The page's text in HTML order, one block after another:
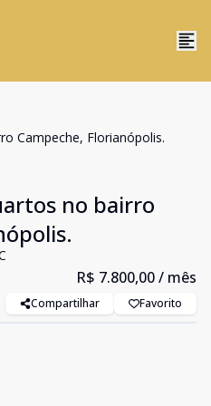
Campeche, Florianópolis.
no bairro
R$ 7.800,00/ mês
Compartilhar Favorito